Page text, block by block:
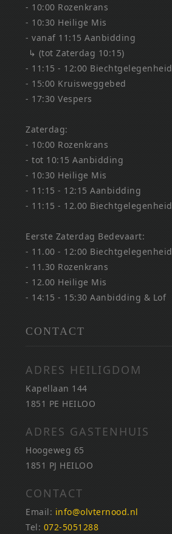
- 10:00 Rozenkrans
- 10:30 Heilige Mis
- vanaf 11:15 Aanbidding
↳ (tot Zaterdag 10:15)
- 11:15 - 12:00 Biechtgelegenheid
- 15:00 Kruisweggebed
- 17:30 Vespers
Zaterdag:
- 10:00 Rozenkrans
- tot 10:15 Aanbidding
- 10:30 Heilige Mis
- 11:15 - 12:15 Aanbidding
- 11:15 - 12.00 Biechtgelegenheid
Eerste Zaterdag Bedevaart:
- 11.00 - 12:00 Biechtgelegenheid
- 11.30 Rozenkrans
- 12.00 Heilige Mis
- 14:15 - 15:30 Aanbidding & Lof
CONTACT
ADRES HEILIGDOM
Kapellaan 144
1851 PE HEILOO
ADRES GASTENHUIS
Hoogeweg 65
1851 PJ HEILOO
CONTACT
Email: info@olvternood.nl
Tel: 072-5051288